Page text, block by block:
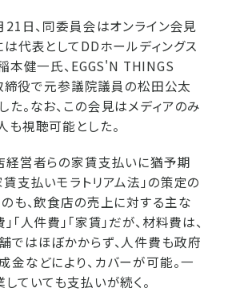
日、同委員会はオンライン会見
は代表としてDDホールディングス
本健一氏、EGGS'N THINGS
役で元参議院議員の松田公太
。なお、この会見はメディアのみ
も視聴可能とした。
経営者らの家賃支払いに猶予期
支払いモラトリアム法」の策定の
のも、飲食店の売上に対する主な
「人件費」「家賃」だが、材料費は、
ではほぼかからず、人件費も政府
金などにより、カバーが可能。一
ていても支払いが続く。